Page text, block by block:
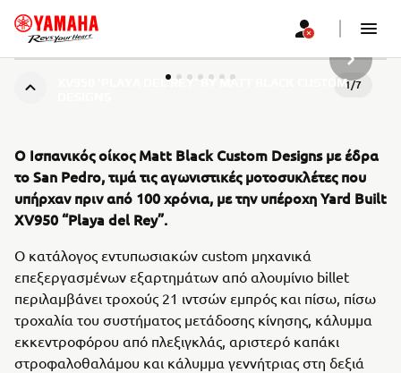
XV950 ‘PLAYA DEL REY’ BY MATT BLACK CUSTOM1/7
ΝΈΟ
Ο Ισπανικός οίκος Matt Black Custom Designs με έδρα
το San Pedro, τιμά τις αγωνιστικές μοτοσυκλέτες που
υπήρχαν πριν από 100 χρόνια, με την υπέροχη Yard Built
XV950 “Playa del Rey”.
Ο κατάλογος εντυπωσιακών custom μηχανικά
επεξεργασμένων εξαρτημάτων από αλουμίνιο billet
περιλαμβάνει τροχούς 21 ιντσών εμπρός και πίσω, πίσω
τροχαλία του συστήματος μετάδοσης κίνησης, κάλυμμα
εκκεντροφόρου από πλεξιγκλάς, αριστερό καπάκι
στροφαλοθαλάμου και κάλυμμα γεννήτριας στη δεξιά